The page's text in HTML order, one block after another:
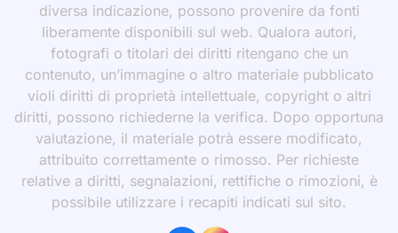
diversa indicazione, possono provenire da fonti
liberamente disponibili sul web. Qualora autori,
fotografi o titolari dei diritti ritengano che un
contenuto, un’immagine o altro materiale pubblicato
violi diritti di proprietà intellettuale, copyright o altri
diritti, possono richiederne la verifica. Dopo opportuna
valutazione, il materiale potrà essere modificato,
attribuito correttamente o rimosso. Per richieste
relative a diritti, segnalazioni, rettifiche o rimozioni, è
possibile utilizzare i recapiti indicati sul sito.